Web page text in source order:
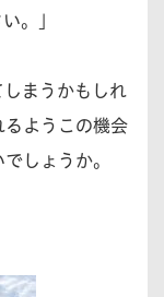
。」
まうかもしれ
るようこの機会
しょうか。